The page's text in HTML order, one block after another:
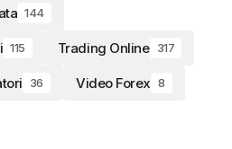
144
115 Trading Online 317
36 Video Forex 8